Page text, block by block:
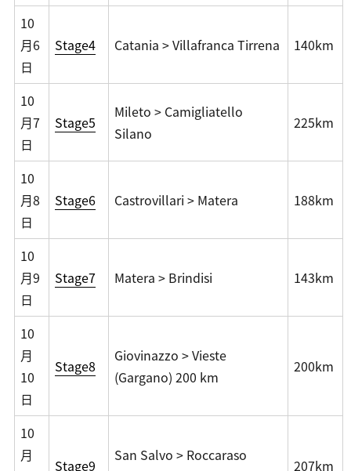
10
月6
日
Stage4 Catania > Villafranca Tirrena 140km
10
月7
日
Stage5
Mileto > Camigliatello
Silano
225km
10
月8
日
Stage6 Castrovillari > Matera 188km
10
月9
日
Stage7 Matera > Brindisi 143km
10
月
10
日
Stage8
Giovinazzo > Vieste
(Gargano) 200 km
200km
10
月
Stage9
San Salvo > Roccaraso
207km